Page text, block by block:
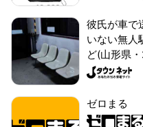
彼氏が車で
いない無人
ど(山形県
ゼロまる